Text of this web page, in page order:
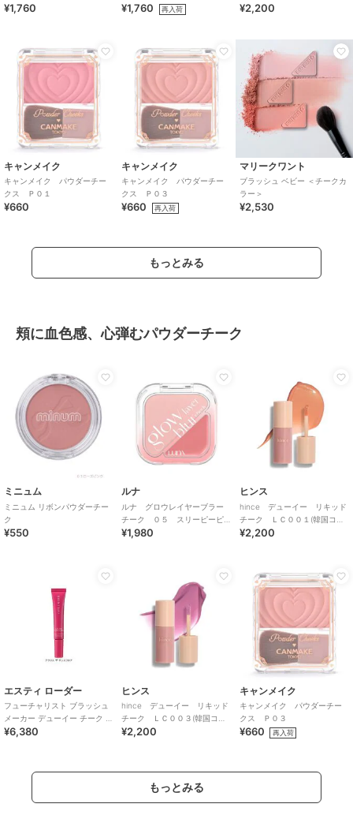
¥1,760 ¥1,760 再入荷
メ)
¥2,200
キャンメイク
キャンメイク パウダーチー
クス Ｐ０１
¥660
キャンメイク
キャンメイク パウダーチー
クス Ｐ０３
¥660 再入荷
マリークワント
ブラッシュ ベビー ＜チークカ
ラー＞
¥2,530
もっとみる
頬に血色感、心弾むパウダーチーク
ミニュム
ミニュム リボンパウダーチー
ク
¥550
ルナ
ルナ グロウレイヤーブラー
チーク ０５ スリーピーピ
ンク（韓国コスメ）
¥1,980
ヒンス
hince デューイー リキッド
チーク ＬＣ００１(韓国コス
メ)
¥2,200
エスティ ローダー
フューチャリスト ブラッシュ
メーカー デューイー チーク テ
ィント
¥6,380
ヒンス
hince デューイー リキッド
チーク ＬＣ００３(韓国コス
メ)
¥2,200
キャンメイク
キャンメイク パウダーチー
クス Ｐ０３
¥660 再入荷
もっとみる